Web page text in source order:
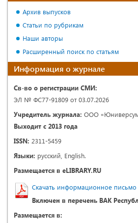
Архив выпусков
Статьи по рубрикам
Наши авторы
Расширенный поиск по статьям
Информация о журнале
Св-во о регистрации СМИ:
ЭЛ № ФС77-91809 от 03.07.2026
Учредитель журнала: ООО
Выходит с 2013 года
ISSN: 2311-5459
Языки: русский, English.
Размещается в eLIBRARY.RU
Скачать информационное письмо
Включен в перечень ВАК
Размещается в: